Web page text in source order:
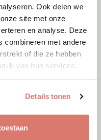
Ook delen we
site met onze
en analyse. Deze
combineren met andere
of die ze hebben
van hun services.
Details tonen